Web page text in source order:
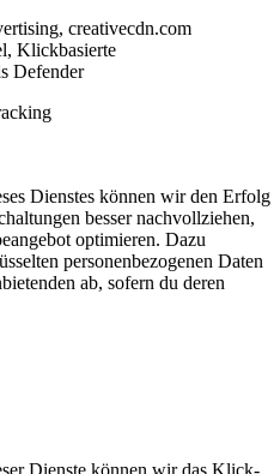
creativecdn.com
Klickbasierte
Defender
Dienstes können wir den Erfolg
besser nachvollziehen,
optimieren. Dazu
personenbezogenen Daten
ab, sofern du deren
Dienste können wir das Klick-